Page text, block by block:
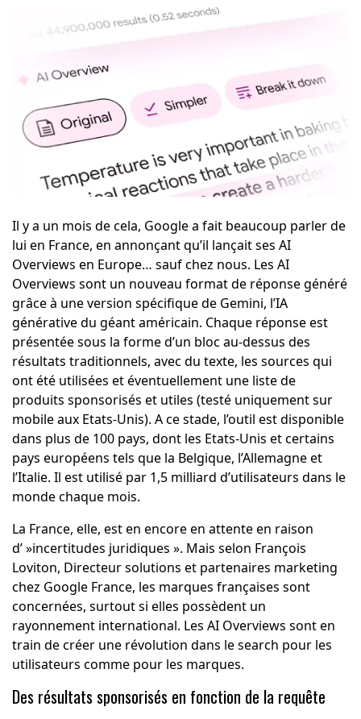
Il y a un mois de cela, Google a fait beaucoup parler de
lui en France, en annonçant qu’il lançait ses AI
Overviews en Europe… sauf chez nous. Les AI
Overviews sont un nouveau format de réponse généré
grâce à une version spécifique de Gemini, l’IA
générative du géant américain. Chaque réponse est
présentée sous la forme d’un bloc au-dessus des
résultats traditionnels, avec du texte, les sources qui
ont été utilisées et éventuellement une liste de
produits sponsorisés et utiles (testé uniquement sur
mobile aux Etats-Unis). A ce stade, l’outil est disponible
dans plus de 100 pays, dont les Etats-Unis et certains
pays européens tels que la Belgique, l’Allemagne et
l’Italie. Il est utilisé par 1,5 milliard d’utilisateurs dans le
monde chaque mois.
La France, elle, est en encore en attente en raison
d’ »incertitudes juridiques ». Mais selon François
Loviton, Directeur solutions et partenaires marketing
chez Google France, les marques françaises sont
concernées, surtout si elles possèdent un
rayonnement international. Les AI Overviews sont en
train de créer une révolution dans le search pour les
utilisateurs comme pour les marques.
Des résultats sponsorisés en fonction de la requête